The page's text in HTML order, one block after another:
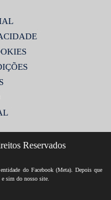
Reservados
do Facebook (Meta). Depois que
sim do nosso site.